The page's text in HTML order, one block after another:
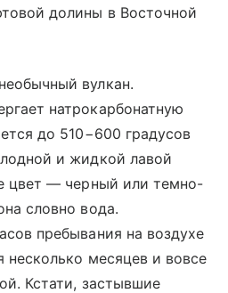
долины в Восточной
вулкан.
натрокарбонатную
до 510−600 градусов
и жидкой лавой
цвет — черный или темно-
словно вода.
пребывания на воздухе
несколько месяцев и вовсе
Кстати, застывшие